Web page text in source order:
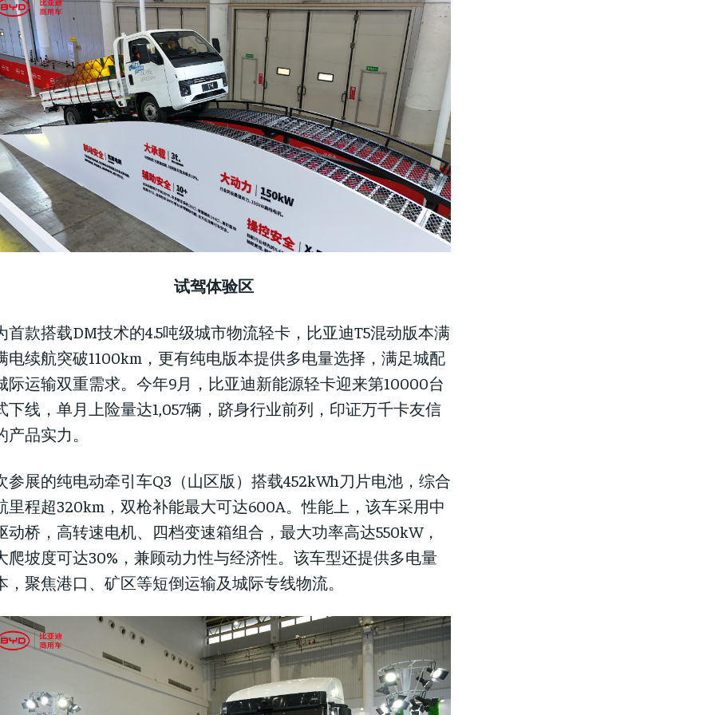
试驾体验区
首款搭载DM技术的4.5吨级城市物流轻卡，比亚迪T5混动版本满
电续航突破1100km，更有纯电版本提供多电量选择，满足城配
际运输双重需求。今年9月，比亚迪新能源轻卡迎来第10000台
下线，单月上险量达1,057辆，跻身行业前列，印证万千卡友信
产品实力。
参展的纯电动牵引车Q3（山区版）搭载452kWh刀片电池，综合
里程超320km，双枪补能最大可达600A。性能上，该车采用中
动桥，高转速电机、四档变速箱组合，最大功率高达550kW，
爬坡度可达30%，兼顾动力性与经济性。该车型还提供多电量
，聚焦港口、矿区等短倒运输及城际专线物流。